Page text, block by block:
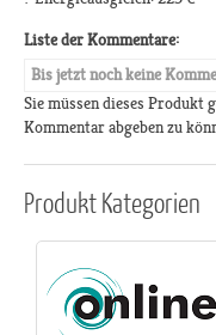
Liste der Kommentare:
Bis jetzt noch keine
Sie müssen dieses Produkt
Kommentar abgeben zu
ProduktKategorien